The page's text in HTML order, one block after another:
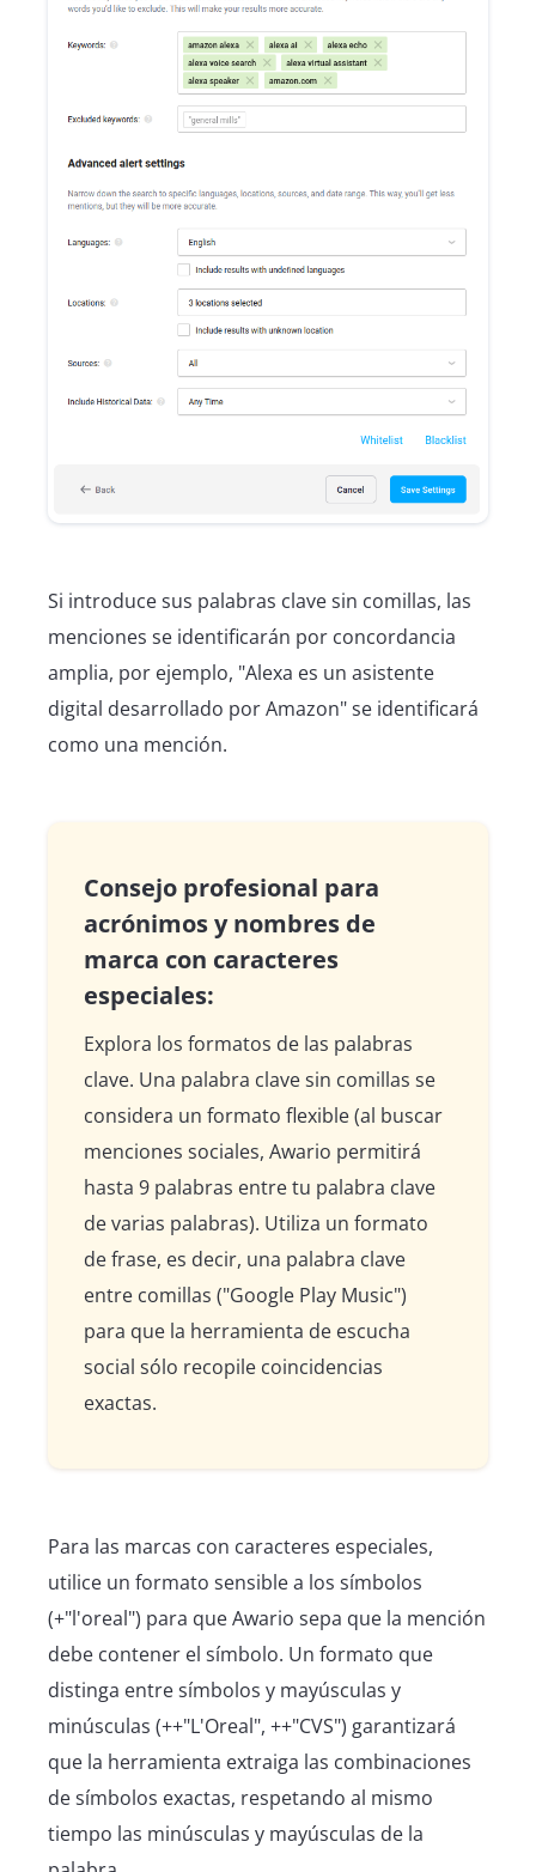
Si introduce sus palabras clave sin comillas, las
menciones se identificarán por concordancia
amplia, por ejemplo, "Alexa es un asistente
digital desarrollado por Amazon" se identificará
como una mención.
Consejo profesional para
acrónimos y nombres de
marca con caracteres
especiales:
Explora los formatos de las palabras
clave. Una palabra clave sin comillas se
considera un formato flexible (al buscar
menciones sociales, Awario permitirá
hasta 9 palabras entre tu palabra clave
de varias palabras). Utiliza un formato
de frase, es decir, una palabra clave
entre comillas ("Google Play Music")
para que la herramienta de escucha
social sólo recopile coincidencias
exactas.
Para las marcas con caracteres especiales,
utilice un formato sensible a los símbolos
(+"l'oreal") para que Awario sepa que la mención
debe contener el símbolo. Un formato que
distinga entre símbolos y mayúsculas y
minúsculas (++"L'Oreal", ++"CVS") garantizará
que la herramienta extraiga las combinaciones
de símbolos exactas, respetando al mismo
tiempo las minúsculas y mayúsculas de la